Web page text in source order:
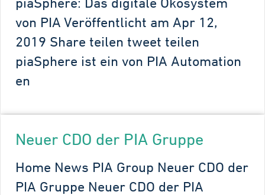
von PIA Veröffentlicht am Apr 12,
2019 Share teilen tweet teilen
piaSphere ist ein von PIA Automation
en
Neuer CDO der PIA Gruppe
Home News PIA Group Neuer CDO der
PIA Gruppe Neuer CDO der PIA